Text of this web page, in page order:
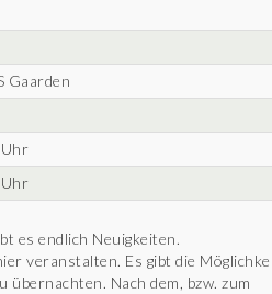
Gaarden
es endlich Neuigkeiten.
veranstalten. Es gibt die
Nach dem, bzw. zum